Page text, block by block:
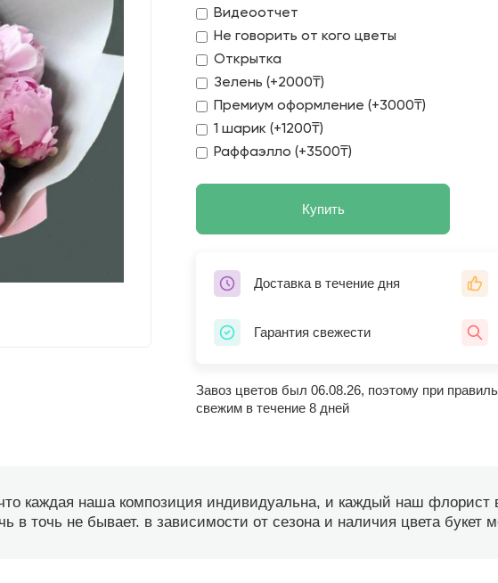
Видеоотчет
Не говорить от кого цветы
Открытка
Зелень (+2000₸)
Премиум оформление (+3000₸)
1 шарик (+1200₸)
Раффаэлло (+3500₸)
Купить
Доставка в течение дня
Гарантия свежести
Завоз цветов был 06.08.26, поэтому при
свежим в течение 8 дней
каждая наша композиция индивидуальна, и каждый наш
в точь не бывает. в зависимости от сезона и наличия цвета букет